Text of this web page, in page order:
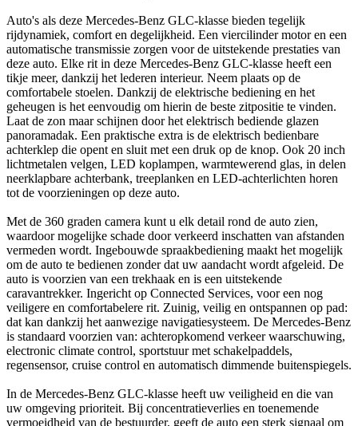
Auto's als deze Mercedes-Benz GLC-klasse bieden tegelijk
rijdynamiek, comfort en degelijkheid. Een viercilinder motor en een
automatische transmissie zorgen voor de uitstekende prestaties van
deze auto. Elke rit in deze Mercedes-Benz GLC-klasse heeft een
tikje meer, dankzij het lederen interieur. Neem plaats op de
comfortabele stoelen. Dankzij de elektrische bediening en het
geheugen is het eenvoudig om hierin de beste zitpositie te vinden.
Laat de zon maar schijnen door het elektrisch bediende glazen
panoramadak. Een praktische extra is de elektrisch bedienbare
achterklep die opent en sluit met een druk op de knop. Ook 20 inch
lichtmetalen velgen, LED koplampen, warmtewerend glas, in delen
neerklapbare achterbank, treeplanken en LED-achterlichten horen
tot de voorzieningen op deze auto.
Met de 360 graden camera kunt u elk detail rond de auto zien,
waardoor mogelijke schade door verkeerd inschatten van afstanden
vermeden wordt. Ingebouwde spraakbediening maakt het mogelijk
om de auto te bedienen zonder dat uw aandacht wordt afgeleid. De
auto is voorzien van een trekhaak en is een uitstekende
caravantrekker. Ingericht op Connected Services, voor een nog
veiligere en comfortabelere rit. Zuinig, veilig en ontspannen op pad:
dat kan dankzij het aanwezige navigatiesysteem. De Mercedes-Benz
is standaard voorzien van: achteropkomend verkeer waarschuwing,
electronic climate control, sportstuur met schakelpaddels,
regensensor, cruise control en automatisch dimmende buitenspiegels.
In de Mercedes-Benz GLC-klasse heeft uw veiligheid en die van
uw omgeving prioriteit. Bij concentratieverlies en toenemende
vermoeidheid van de bestuurder, geeft de auto een sterk signaal om